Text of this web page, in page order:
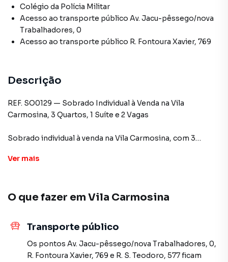
Colégio da Polícia Militar
Acesso ao transporte público Av. Jacu-pêssego/nova
Trabalhadores, 0
Acesso ao transporte público R. Fontoura Xavier, 769
Descrição
REF. SO0129 — Sobrado Individual à Venda na Vila
Carmosina, 3 Quartos, 1 Suíte e 2 Vagas
Sobrado individual à venda na Vila Carmosina, com 3
de serviço e 2 vagas de garagem.
Metrô Itaquera, escolas, comércios e vias de fácil acesso.
R$520.000,00
Aceita financiamento e FGTS
Estuda permutas de menor valor como parte do
pagamento
Ver mais
O que fazer em Vila Carmosina
Transporte público
Os pontos Av. Jacu-pêssego/nova Trabalhadores, 0,
R. Fontoura Xavier, 769 e R. S. Teodoro, 577ficam